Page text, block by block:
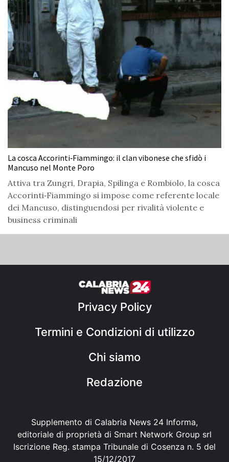
La cosca Accorinti‑Fiammingo: il clan vibonese che sfidò i
Mancuso nel Monte Poro
Attiva tra Zungri, Drapia, Spilinga e Rombiolo, la cosca
Accorinti‑Fiammingo si impose come referente locale
dei Mancuso, distinguendosi per rivalità violente e
business criminali
Privacy Policy
Termini e Condizioni di utilizzo
Chi siamo
Redazione
Supplemento di Calabria News 24 Informa,
editoriale di proprietà di Smart Network Group srl
Iscrizione Reg. stampa Tribunale di Cosenza n. 5 del
15/12/2017